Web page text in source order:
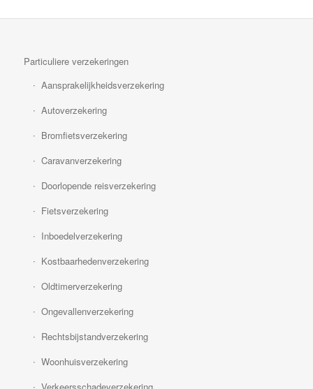
Particuliere verzekeringen
Aansprakelijkheidsverzekering
Autoverzekering
Bromfietsverzekering
Caravanverzekering
Doorlopende reisverzekering
Fietsverzekering
Inboedelverzekering
Kostbaarhedenverzekering
Oldtimerverzekering
Ongevallenverzekering
Rechtsbijstandverzekering
Woonhuisverzekering